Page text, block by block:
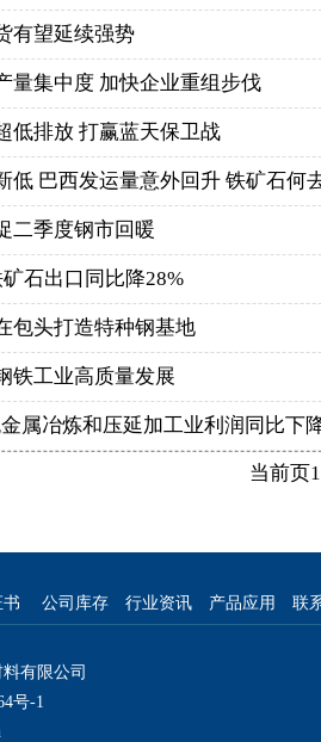
有望延续强势
量集中度 加快企业重组步伐
低排放 打赢蓝天保卫战
低 巴西发运量意外回升 铁矿石何
二季度钢市回暖
石出口同比降28%
包头打造特种钢基地
铁工业高质量发展
属冶炼和压延加工业利润同比下
当前页
书 公司库存 行业资讯 产品应用 联
料有限公司
号-1